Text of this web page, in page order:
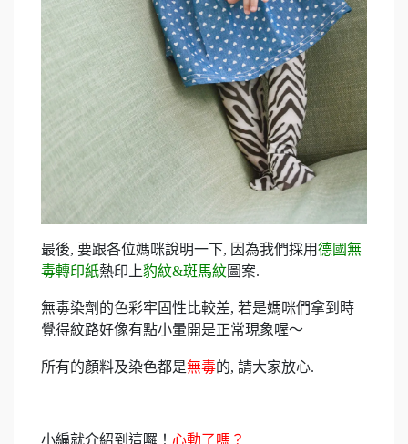
最後, 要跟各位媽咪說明一下, 因為我們採用德國無
毒轉印紙熱印上豹紋&斑馬紋圖案.
無毒染劑的色彩牢固性比較差, 若是媽咪們拿到時
覺得紋路好像有點小暈開是正常現象喔～
所有的顏料及染色都是無毒的, 請大家放心.
小編就介紹到這囉！ 心動了嗎？